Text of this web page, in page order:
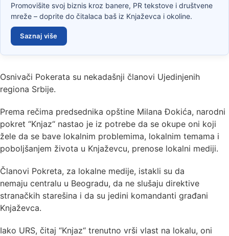
Promovišite svoj biznis kroz banere, PR tekstove i društvene
mreže – doprite do čitalaca baš iz Knjaževca i okoline.
Saznaj više
Osnivači Pokerata su nekadašnji članovi Ujedinjenih
regiona Srbije.
Prema rečima predsednika opštine Milana Đokića, narodni
pokret “Knjaz“ nastao je iz potrebe da se okupe oni koji
žele da se bave lokalnim problemima, lokalnim temama i
poboljšanjem života u Knjaževcu, prenose lokalni mediji.
Članovi Pokreta, za lokalne medije, istakli su da
nemaju centralu u Beogradu, da ne slušaju direktive
stranačkih starešina i da su jedini komandanti građani
Knjaževca.
Iako URS, čitaj “Knjaz“ trenutno vrši vlast na lokalu, oni